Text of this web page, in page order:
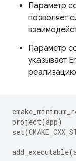
Параметр
позволяет
Параметр
указывает
project(app)
set(
add_executable(